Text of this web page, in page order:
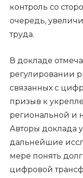
контроль со
очередь,
труда.
В докладе
регулировании
связанных с
призыв к
региональной и
Авторы доклада
дальнейшие
мере понять
цифровой